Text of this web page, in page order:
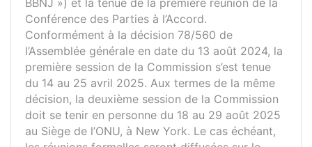
BBNJ ») et la tenue de la première réunion de la
Conférence des Parties à l’Accord.
Conformément à la décision 78/560 de
l’Assemblée générale en date du 13 août 2024, la
première session de la Commission s’est tenue
du 14 au 25 avril 2025. Aux termes de la même
décision, la deuxième session de la Commission
doit se tenir en personne du 18 au 29 août 2025
au Siège de l’ONU, à New York. Le cas échéant,